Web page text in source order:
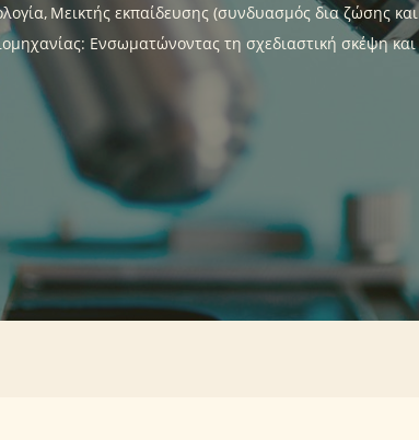
Μεικτής εκπαίδευσης (συνδυασμός δια ζώσης
Ενσωματώνοντας τη σχεδιαστική σκέψη